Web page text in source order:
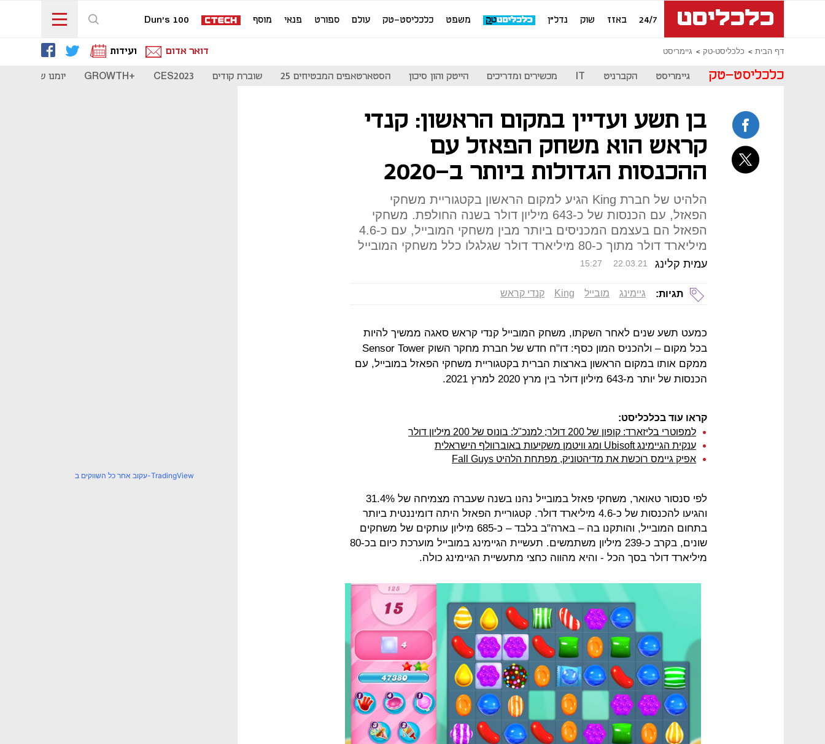
24/7 באזז שוק נדל"ן משפט כלכליסט-טק עולם ספורט פנאי מוסף Dun's 100
דף הבית כלכליסט-טק גיימריסט דואר אדום ועידות
כלכליסט-טק גיימריסט הקברניט IT מכשירים ומדריכים הייטק והון סיכון הסטארטאפים המבטיחים 25 שוברת קודים CES2023
+GROWTH יומנו של
בן תשע ועדיין במקום הראשון: קנדי
קראש הוא משחק הפאזל עם
ההכנסות הגדולות ביותר ב-2020
הלהיט של חברת King הגיע למקום הראשון בקטגוריית משחקי
הפאזל, עם הכנסות של כ-643 מיליון דולר בשנה החולפת. משחקי
הפאזל הם בעצמם המכניסים ביותר מבין משחקי המובייל, עם כ-4.6
מיליארד דולר מתוך כ-80 מיליארד דולר שגלגלו כלל משחקי המובייל
עמית קלינג 15:27 22.03.21
תגיות: גיימינג מובייל King קנדי קראש
כמעט תשע שנים לאחר השקתו, משחק המובייל קנדי קראש סאגה ממשיך להיות
בכל מקום – ולהכניס המון כסף: דו"ח חדש של חברת מחקר השוק Sensor Tower
ממקם אותו במקום הראשון בארצות הברית בקטגוריית משחקי הפאזל במובייל, עם
הכנסות של יותר מ-643 מיליון דולר בין מרץ 2020 למרץ 2021.
קראו עוד בכלכליסט:
למפוטרי בליזארד: קופון של 200 דולר; למנכ"ל: בונוס של 200 מיליון דולר
ענקית הגיימינג Ubisoft ומג וויטמן משקיעות באוברוולף הישראלית
אפיק גיימס רוכשת את מדיהטוניק, מפתחת הלהיט Fall Guys
לפי סנסור טאואר, משחקי פאזל במובייל נהנו בשנה שעברה מצמיחה של 31.4%
והגיעו להכנסות של כ-4.6 מיליארד דולר. קטגוריית הפאזל היתה דומיננטית ביותר
בתחום המובייל, והותקנו בה – בארה"ב בלבד – כ-685 מיליון עותקים של משחקים
שונים, בקרב כ-239 מיליון משתמשים. תעשיית הגיימינג במובייל מוערכת כיום בכ-80
מיליארד דולר בסך הכל - והיא מהווה כחצי מתעשיית הגיימינג כולה.
עקוב אחר כל השווקים ב-TradingView